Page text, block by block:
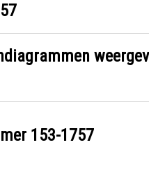
153-1757